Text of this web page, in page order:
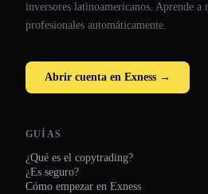
inversores latinoamericanos. Aprende a
profesionales automáticamente.
Abrir cuenta en Exness →
GUÍAS
¿Qué es el copytrading?
¿Es seguro?
Cómo empezar en Exness